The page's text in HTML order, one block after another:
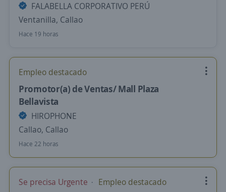
FALABELLA CORPORATIVO PERÚ
Ventanilla, Callao
Hace 19 horas
Empleo destacado
Promotor(a) de Ventas/ Mall Plaza
Bellavista
HIROPHONE
Callao, Callao
Hace 22 horas
Se precisa Urgente Empleo destacado